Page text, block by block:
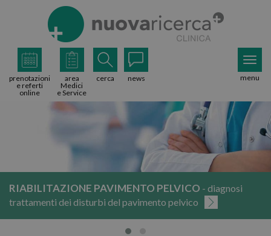
prenotazioni
e referti
online
area
Medici
e Service
cerca news menu
RIABILITAZIONE PAVIMENTO PELVICO - diagnosi
trattamenti dei disturbi del pavimento pelvico